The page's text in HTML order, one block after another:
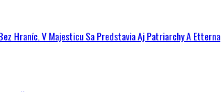
Hraníc. V Majesticu Sa Predstavia Aj Patriarchy A Etterna